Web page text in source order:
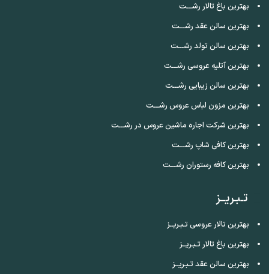
بهترین باغ تالار رشـــت
بهترین سالن عقد رشـــت
بهترین سالن تولد رشـــت
بهترین آتلیه عروسی رشـــت
بهترین سالن زیبایی رشـــت
بهترین مزون لباس عروس رشـــت
بهترین شرکت اجاره ماشین عروس در رشـــت
بهترین کافی شاپ رشـــت
بهترین کافه رستوران رشـــت
تـبـریــز
بهترین تالار عروسی تـبـریــز
بهترین باغ تالار تـبـریــز
بهترین سالن عقد تـبـریــز